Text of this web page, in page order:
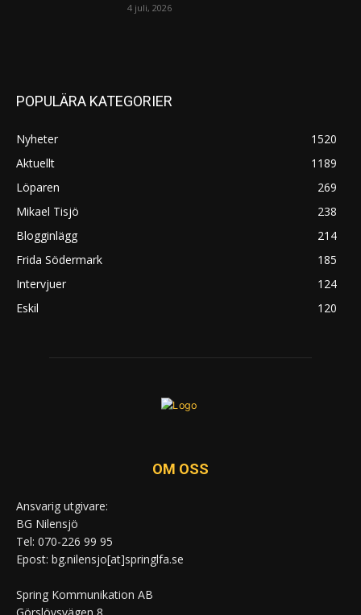
4 juli, 2026
POPULÄRA KATEGORIER
Nyheter
1520
Aktuellt
1189
Löparen
269
Mikael Tisjö
238
Blogginlägg
214
Frida Södermark
185
Intervjuer
124
Eskil
120
OM OSS
Ansvarig utgivare:
BG Nilensjö
Tel: 070-226 99 95
Epost: bg.nilensjo[at]springlfa.se
Spring Kommunikation AB